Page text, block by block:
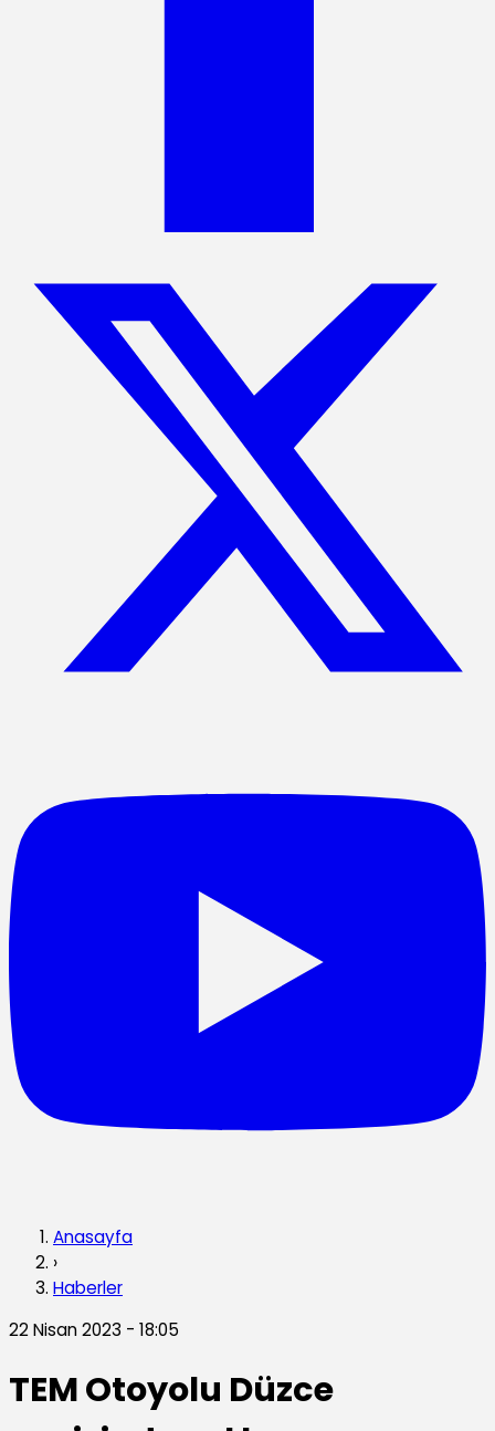
Anasayfa
›
Haberler
22 Nisan 2023 - 18:05
TEM Otoyolu Düzce